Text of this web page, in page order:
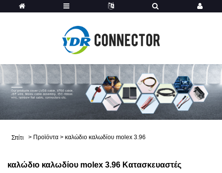
Σπίτι > Προϊόντα > καλώδιο καλωδίου molex 3.96
καλώδιο καλωδίου molex 3.96 Κατασκευαστές